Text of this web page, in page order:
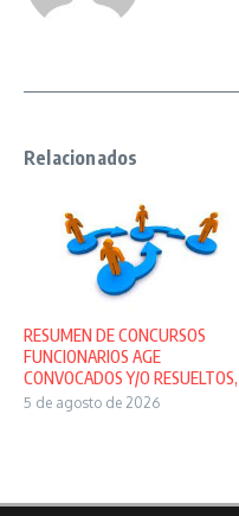
Relacionados
RESUMEN DE CONCURSOS
FUNCIONARIOS AGE
CONVOCADOS Y/O
5 de agosto de 2026